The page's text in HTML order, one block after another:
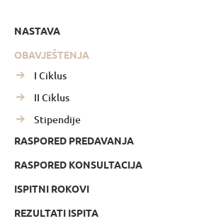
NASTAVA
OBAVJEŠTENJA
I Ciklus
II Ciklus
Stipendije
RASPORED PREDAVANJA
RASPORED KONSULTACIJA
ISPITNI ROKOVI
REZULTATI ISPITA